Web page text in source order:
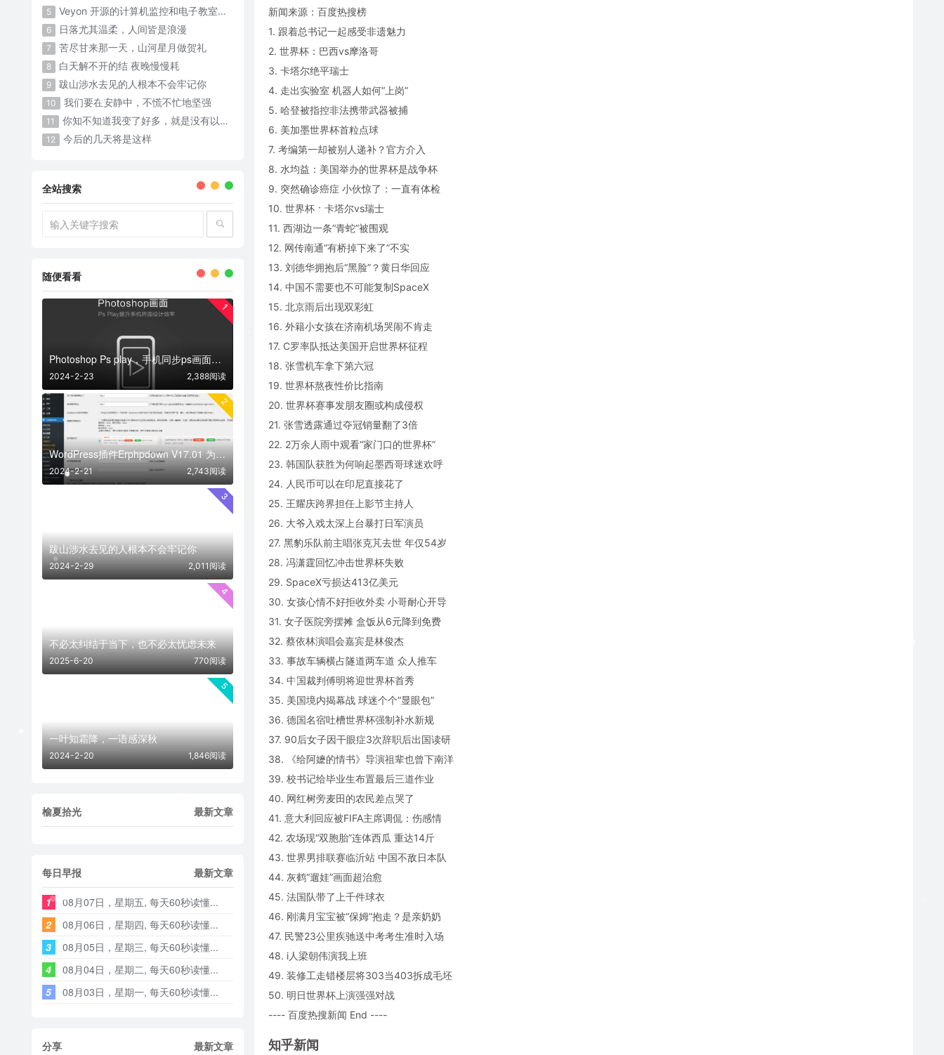
新闻来源：百度热搜榜
1. 跟着总书记一起感受非遗魅力
2. 世界杯：巴西vs摩洛哥
3. 卡塔尔绝平瑞士
4. 走出实验室 机器人如何“上岗”
5. 哈登被指控非法携带武器被捕
6. 美加墨世界杯首粒点球
7. 考编第一却被别人递补？官方介入
8. 水均益：美国举办的世界杯是战争杯
9. 突然确诊癌症 小伙惊了：一直有体检
10. 世界杯：卡塔尔vs瑞士
11. 西湖边一条“青蛇”被围观
12. 网传南通“有桥掉下来了”不实
13. 刘德华拥抱后“黑脸”？黄日华回应
14. 中国不需要也不可能复制SpaceX
15. 北京雨后出现双彩虹
16. 外籍小女孩在济南机场哭闹不肯走
17. C罗率队抵达美国开启世界杯征程
18. 张雪机车拿下第六冠
19. 世界杯熬夜性价比指南
20. 世界杯赛事发朋友圈或构成侵权
21. 张雪透露通过夺冠销量翻了3倍
22. 2万余人雨中观看“家门口的世界杯”
23. 韩国队获胜为何响起墨西哥球迷欢呼
24. 人民币可以在印尼直接花了
25. 王耀庆跨界担任上影节主持人
26. 大爷入戏太深上台暴打日军演员
27. 黑豹乐队前主唱张克芃去世 年仅54岁
28. 冯潇霆回忆冲击世界杯失败
29. SpaceX亏损达413亿美元
30. 女孩心情不好拒收外卖 小哥耐心开导
31. 女子医院旁摆摊 盒饭从6元降到免费
32. 蔡依林演唱会嘉宾是林俊杰
33. 事故车辆横占隧道两车道 众人推车
34. 中国裁判傅明将迎世界杯首秀
35. 美国境内揭幕战 球迷个个“显眼包”
36. 德国名宿吐槽世界杯强制补水新规
37. 90后女子因干眼症3次辞职后出国读研
38. 《给阿嬷的情书》导演祖辈也曾下南洋
39. 校书记给毕业生布置最后三道作业
40. 网红树旁麦田的农民差点哭了
41. 意大利回应被FIFA主席调侃：伤感情
42. 农场现“双胞胎”连体西瓜 重达14斤
43. 世界男排联赛临沂站 中国不敌日本队
44. 灰鹤“遛娃”画面超治愈
45. 法国队带了上千件球衣
46. 刚满月宝宝被“保姆”抱走？是亲奶奶
47. 民警23公里疾驰送中考考生准时入场
48. i人梁朝伟演我上班
49. 装修工走错楼层将303当403拆成毛坯
50. 明日世界杯上演强强对战
---- 百度热搜新闻 End ----
知乎新闻
5 Veyon 开源的计算机监控和电子教室管理软件
6 日落尤其温柔，人间皆是浪漫
7 苦尽甘来那一天，山河星月做贺礼
8 白天解不开的结 夜晚慢慢耗 ​​​
9 跋山涉水去见的人根本不会牢记你
10 我们要在安静中，不慌不忙地坚强
11 你知不知道我变了好多，就是没有以前那么可爱了
12 今后的几天将是这样
全站搜索
随便看看
1
Photoshop Ps play，手机同步ps画面神器
2024-2-23 2,388阅读
2
WordPress插件Erphpdown V17.01 为网站添加付费下载功能
2024-2-21 2,743阅读
3
跋山涉水去见的人根本不会牢记你
2024-2-29 2,011阅读
4
不必太纠结于当下，也不必太忧虑未来
2025-6-20 770阅读
5
一叶知霜降，一语感深秋
2024-2-20 1,846阅读
榆夏拾光 最新文章
每日早报 最新文章
1
08月07日，星期五, 每天60秒读懂...
2
08月06日，星期四, 每天60秒读懂...
3
08月05日，星期三, 每天60秒读懂...
4
08月04日，星期二, 每天60秒读懂...
5
08月03日，星期一, 每天60秒读懂...
分享 最新文章